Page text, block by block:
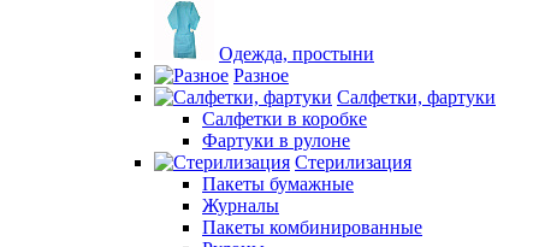
Одежда, простыни
Разное
Салфетки, фартуки
Салфетки в коробке
Фартуки в рулоне
Стерилизация
Пакеты бумажные
Журналы
Пакеты комбинированные